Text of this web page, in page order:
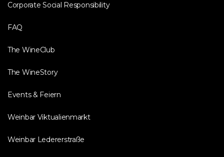
Corporate Social Responsibility
FAQ
The WineClub
The WineStory
Events & Feiern
Weinbar Viktualienmarkt
Weinbar Ledererstraße